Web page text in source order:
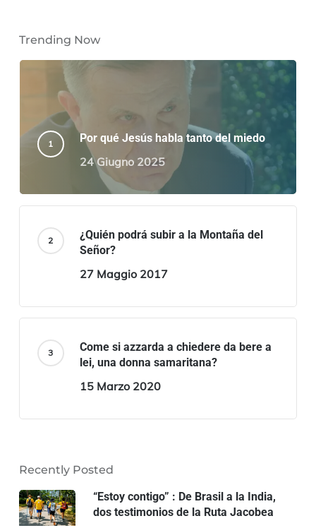
Trending Now
Por qué Jesús habla tanto del miedo
24 Giugno 2025
¿Quién podrá subir a la Montaña del
Señor?
27 Maggio 2017
Come si azzarda a chiedere da bere a
lei, una donna samaritana?
15 Marzo 2020
Recently Posted
“Estoy contigo” : De Brasil a la India,
dos testimonios de la Ruta Jacobea